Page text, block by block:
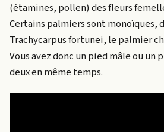
(étamines, pollen) des fleurs
Certains palmiers sont monoïques,
Trachycarpus fortunei, le palmier
Vous avez donc un pied mâle ou un
deux en même temps.